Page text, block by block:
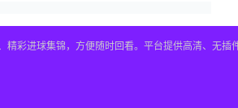
彩进球集锦，方便随时回看。平台提供高清、无